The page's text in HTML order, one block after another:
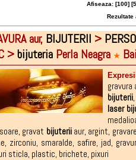
Afiseaza: [100] [
Rezultate
aur, BIJUTERII >
>bijuteria Perla Neagra ★
gravura
bijuterii,
laser
, gravat bijuteriiaur, argint,
, zirconiu, smaralde, safire, jad,
sticla, plastic, brichete, pixuri